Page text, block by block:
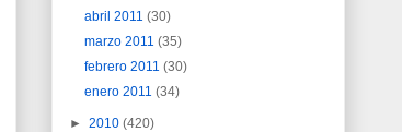
abril 2011(30)
marzo 2011(35)
febrero 2011(30)
enero 2011(34)
► 2010 (420)